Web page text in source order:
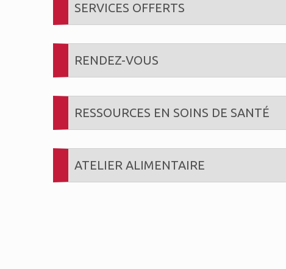
SERVICES OFFERTS
RENDEZ-VOUS
RESSOURCES EN SOINS DE SANTÉ
ATELIER ALIMENTAIRE